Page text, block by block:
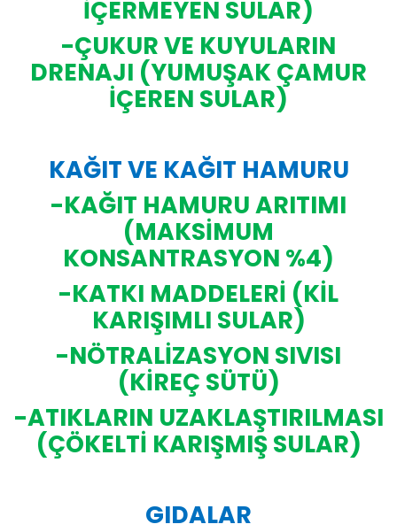
İÇERMEYEN SULAR)
-ÇUKUR VE KUYULARIN
DRENAJI (YUMUŞAK ÇAMUR
İÇEREN SULAR)
KAĞIT VE KAĞIT HAMURU
-KAĞIT HAMURU ARITIMI
(MAKSİMUM
KONSANTRASYON %4)
-KATKI MADDELERİ (KİL
KARIŞIMLI SULAR)
-NÖTRALİZASYON SIVISI
(KİREÇ SÜTÜ)
-ATIKLARIN UZAKLAŞTIRILMASI
(ÇÖKELTİ KARIŞMIŞ SULAR)
GIDALAR